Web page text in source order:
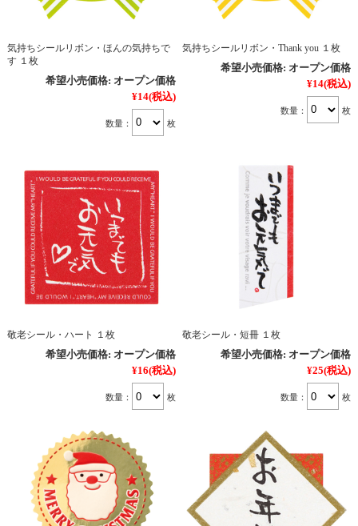
気持ちシールリボン・ほんの気持ちで
す １枚
希望小売価格: オープン価格
¥14(税込)
数量： 枚
気持ちシールリボン・Thank you １枚
希望小売価格: オープン価格
¥14(税込)
数量： 枚
敬老シール・ハート １枚
希望小売価格: オープン価格
¥16(税込)
数量： 枚
敬老シール・短冊 １枚
希望小売価格: オープン価格
¥25(税込)
数量： 枚